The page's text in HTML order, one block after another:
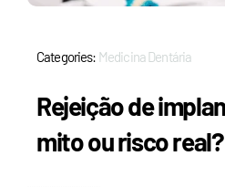
Categories: Medicina Dentária
Rejeição de
mito ou risco real?